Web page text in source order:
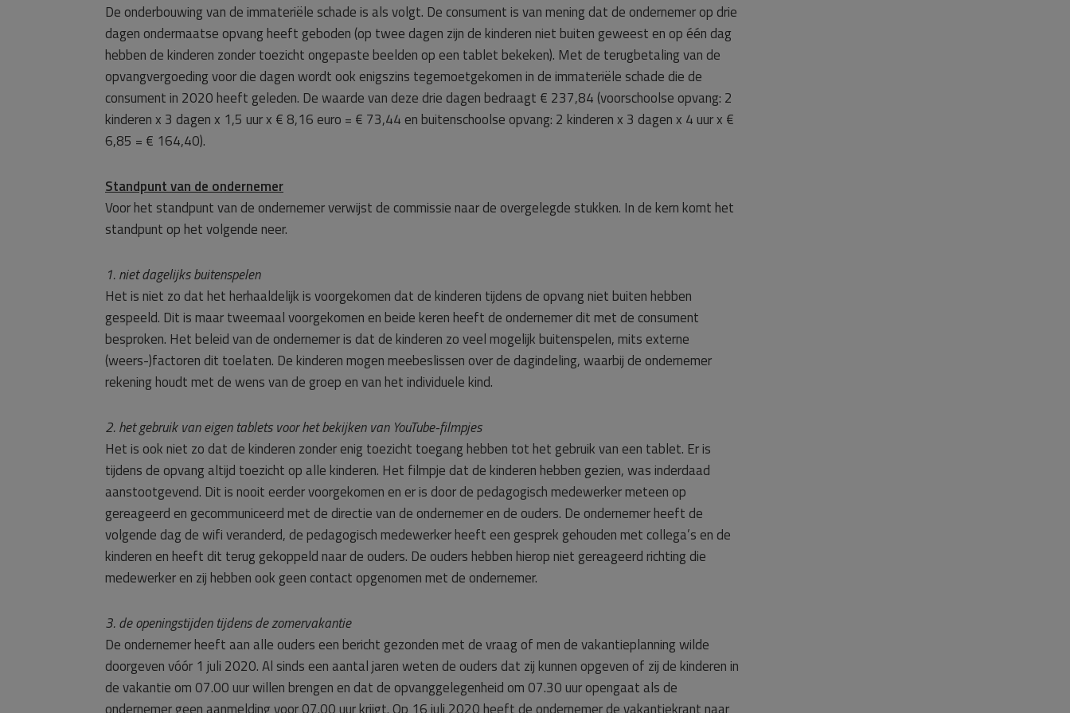
De onderbouwing van de immateriële schade is als volgt. De consument is van mening dat de ondernemer op drie
dagen ondermaatse opvang heeft geboden (op twee dagen zijn de kinderen niet buiten geweest en op één dag
hebben de kinderen zonder toezicht ongepaste beelden op een tablet bekeken). Met de terugbetaling van de
opvangvergoeding voor die dagen wordt ook enigszins tegemoetgekomen in de immateriële schade die de
consument in 2020 heeft geleden. De waarde van deze drie dagen bedraagt € 237,84 (voorschoolse opvang: 2
kinderen x 3 dagen x 1,5 uur x € 8,16 euro = € 73,44 en buitenschoolse opvang: 2 kinderen x 3 dagen x 4 uur x €
6,85 = € 164,40).
Standpunt van de ondernemer
Voor het standpunt van de ondernemer verwijst de commissie naar de overgelegde stukken. In de kern komt het
standpunt op het volgende neer.
1. niet dagelijks buitenspelen
Het is niet zo dat het herhaaldelijk is voorgekomen dat de kinderen tijdens de opvang niet buiten hebben
gespeeld. Dit is maar tweemaal voorgekomen en beide keren heeft de ondernemer dit met de consument
besproken. Het beleid van de ondernemer is dat de kinderen zo veel mogelijk buitenspelen, mits externe
(weers-)factoren dit toelaten. De kinderen mogen meebeslissen over de dagindeling, waarbij de ondernemer
rekening houdt met de wens van de groep en van het individuele kind.
2. het gebruik van eigen tablets voor het bekijken van YouTube-filmpjes
Het is ook niet zo dat de kinderen zonder enig toezicht toegang hebben tot het gebruik van een tablet. Er is
tijdens de opvang altijd toezicht op alle kinderen. Het filmpje dat de kinderen hebben gezien, was inderdaad
aanstootgevend. Dit is nooit eerder voorgekomen en er is door de pedagogisch medewerker meteen op
gereageerd en gecommuniceerd met de directie van de ondernemer en de ouders. De ondernemer heeft de
volgende dag de wifi veranderd, de pedagogisch medewerker heeft een gesprek gehouden met collega’s en de
kinderen en heeft dit terug gekoppeld naar de ouders. De ouders hebben hierop niet gereageerd richting die
medewerker en zij hebben ook geen contact opgenomen met de ondernemer.
3. de openingstijden tijdens de zomervakantie
De ondernemer heeft aan alle ouders een bericht gezonden met de vraag of men de vakantieplanning wilde
doorgeven vóór 1 juli 2020. Al sinds een aantal jaren weten de ouders dat zij kunnen opgeven of zij de kinderen in
de vakantie om 07.00 uur willen brengen en dat de opvanggelegenheid om 07.30 uur opengaat als de